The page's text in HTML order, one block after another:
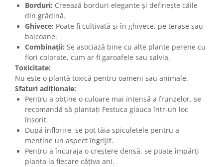
Borduri: Creează borduri elegante și definește căile
din grădină.
Ghivece: Poate fi cultivată și în ghivece, pe terase sau
balcoane.
Combinații: Se asociază bine cu alte plante perene cu
flori colorate, cum ar fi garoafele sau salvia.
Toxicitate:
Nu este o plantă toxică pentru oameni sau animale.
Sfaturi adiționale:
Pentru a obține o culoare mai intensă a frunzelor, se
recomandă să plantați Festuca glauca într-un loc
însorit.
După înflorire, se pot tăia spiculetele pentru a
menține un aspect îngrijit.
Pentru a încuraja o creștere densă, se poate împărți
planta la fiecare câțiva ani.